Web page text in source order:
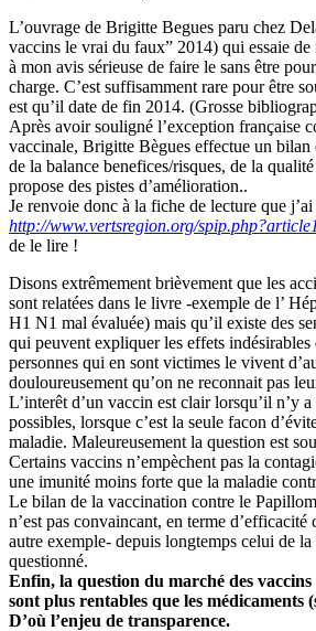
L’ouvrage de Brigitte Begues paru chez
vaccins le vrai du faux” 2014) qui essaie
à mon avis sérieuse de faire le sans être
charge. C’est suffisamment rare pour être
est qu’il date de fin 2014. (Grosse
Après avoir souligné l’exception française
vaccinale, Brigitte Bègues effectue un bilan
de la balance benefices/risques, de la
propose des pistes d’amélioration..
Je renvoie donc à la fiche de lecture que
http://www.vertsregion.org/
de le lire !
Disons extrêmement brièvement que les
sont relatées dans le livre -exemple de l’
H1 N1 mal évaluée) mais qu’il existe des
qui peuvent expliquer les effets
personnes qui en sont victimes le vivent
douloureusement qu’on ne reconnait pas
L’interêt d’un vaccin est clair lorsqu’il n’y a
possibles, lorsque c’est la seule facon
maladie. Maleureusement la question est
Certains vaccins n’empèchent pas la
une imunité moins forte que la maladie
Le bilan de la vaccination contre le
n’est pas convaincant, en terme d’efficacité
autre exemple- depuis longtemps celui de la
questionné.
Enfin, la question du marché des
sont plus rentables que les médicaments
D’où l’enjeu de transparence.